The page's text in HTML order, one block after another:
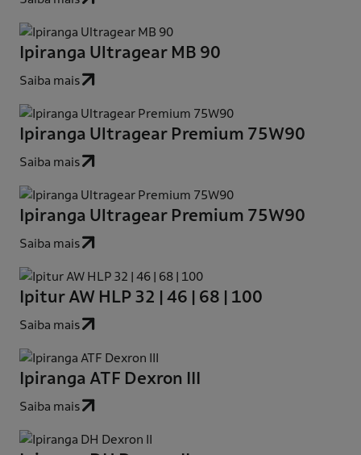
Ipiranga Ultragear MB 90
Saiba mais
Ipiranga Ultragear Premium 75W90
Saiba mais
Ipiranga Ultragear Premium 75W90
Saiba mais
Ipitur AW HLP 32 | 46 | 68 | 100
Saiba mais
Ipiranga ATF Dexron III
Saiba mais